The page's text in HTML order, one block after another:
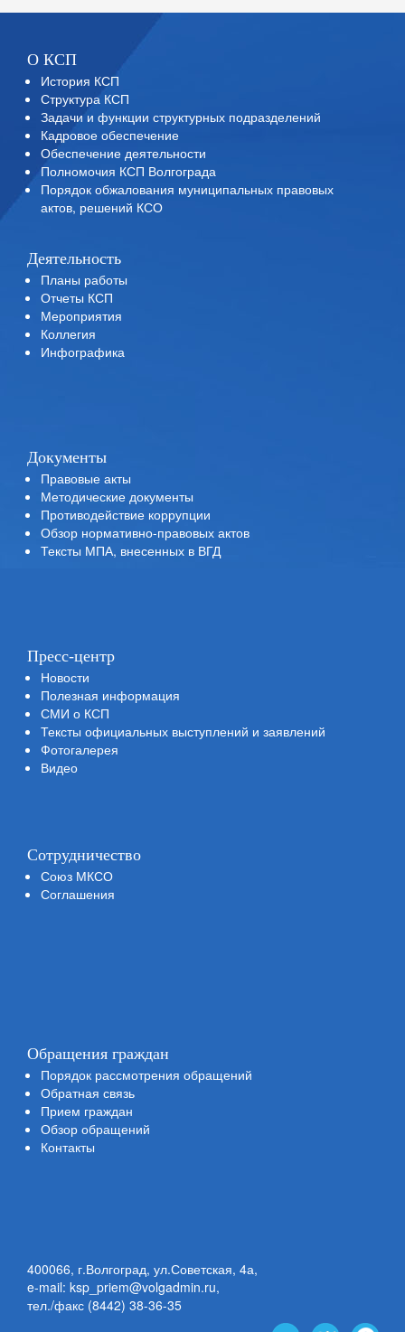
О КСП
История КСП
Структура КСП
Задачи и функции структурных подразделений
Кадровое обеспечение
Обеспечение деятельности
Полномочия КСП Волгограда
Порядок обжалования муниципальных правовых
актов, решений КСО
Деятельность
Планы работы
Отчеты КСП
Мероприятия
Коллегия
Инфографика
Документы
Правовые акты
Методические документы
Противодействие коррупции
Обзор нормативно-правовых актов
Тексты МПА, внесенных в ВГД
Пресс-центр
Новости
Полезная информация
СМИ о КСП
Тексты официальных выступлений и заявлений
Фотогалерея
Видео
Сотрудничество
Союз МКСО
Соглашения
Обращения граждан
Порядок рассмотрения обращений
Обратная связь
Прием граждан
Обзор обращений
Контакты
400066, г.Волгоград, ул.Советская, 4а,
e-mail: ksp_priem@volgadmin.ru,
тел./факс (8442) 38-36-35